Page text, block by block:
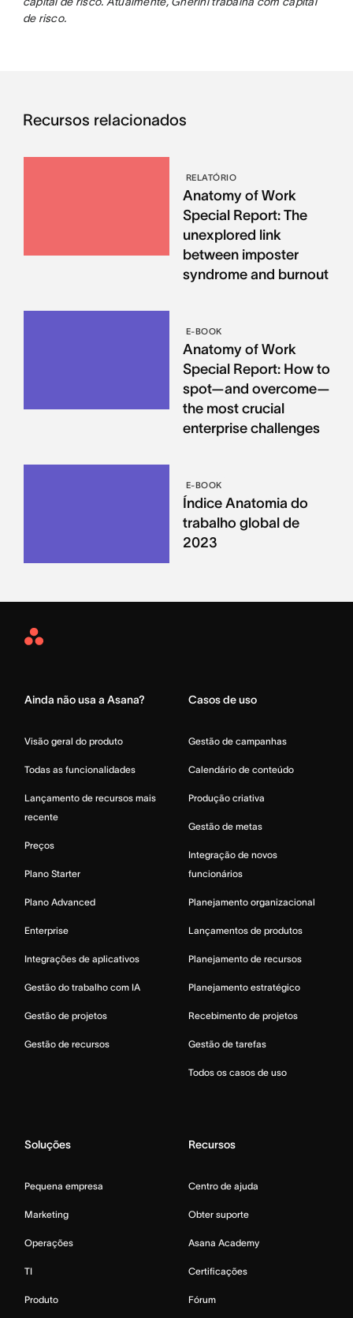
de risco.
Recursos relacionados
RELATÓRIO
Anatomy of Work
Special Report: The
unexplored link
between imposter
syndrome and burnout
E-BOOK
Anatomy of Work
Special Report: How to
spot—and overcome—
the most crucial
enterprise challenges
E-BOOK
Índice Anatomia do
trabalho global de
2023
Asana
Ainda não usa a Asana?
Visão geral do produto
Todas as funcionalidades
Lançamento de recursos mais
recente
Preços
Plano Starter
Plano Advanced
Enterprise
Integrações de aplicativos
Gestão do trabalho com IA
Gestão de projetos
Gestão de recursos
Casos de uso
Gestão de campanhas
Calendário de conteúdo
Produção criativa
Gestão de metas
Integração de novos
funcionários
Planejamento organizacional
Lançamentos de produtos
Planejamento de recursos
Planejamento estratégico
Recebimento de projetos
Gestão de tarefas
Todos os casos de uso
Soluções
Pequena empresa
Marketing
Operações
TI
Produto
Recursos
Centro de ajuda
Obter suporte
Asana Academy
Certificações
Fórum